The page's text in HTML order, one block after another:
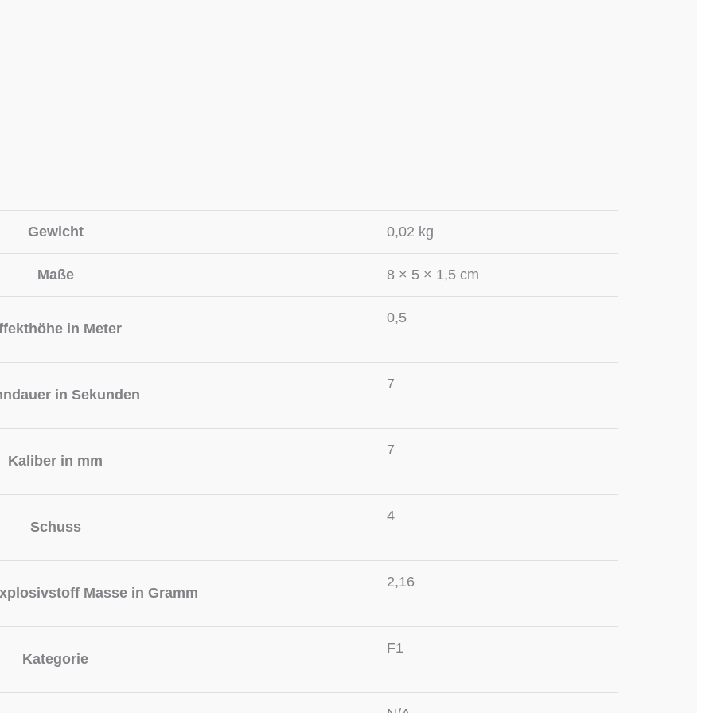
Gewicht 0,02 kg
Maße 8 × 5 × 1,5 cm
in Meter
0,5
in Sekunden
7
Kaliber in mm
7
Schuss
4
Masse in Gramm
2,16
Kategorie
F1